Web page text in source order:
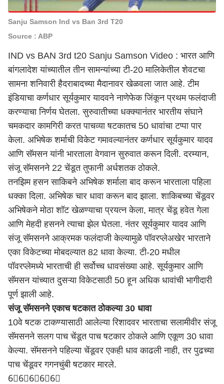
Sanju Samson Ind vs Ban 3rd T20
Source : ABP
IND vs BAN 3rd t20 Sanju Samson Video : भारत आणि
बांगलादेश यांच्यातील तीन सामन्यांच्या टी-20 मालिकेतील शेवटचा
सामना शनिवारी हैदराबादच्या मैदानावर खेळवला जात आहे. टीम
इंडियाचा कर्णधार सूर्यकुमार यादवने नाणेफेक जिंकून प्रथम फलंदाजी
करण्याचा निर्णय घेतला. सुरुवातीच्या धक्क्यानंतर भारतीय संघाने
चमकदार कामगिरी करत पाचव्या षटकातच 50 धावांचा टप्पा पार
केला. अभिषेक शर्माची विकेट गमावल्यानंतर कर्णधार सूर्यकुमार यादव
आणि सॅमसन यांनी भारताला वेगवान सुरुवात करून दिली. दरम्यान,
संजू सॅमसनने 22 चेंडूत तुफानी अर्धशतक ठोकले.
तनझिम हसन साकिबने अभिषेक शर्माला बाद करून भारताला पहिला
धक्का दिला. अभिषेक चार धावा करून बाद झाला. शाकिबच्या चेंडूवर
अभिषेकने मोठा शॉट खेळण्याचा प्रयत्न केला, मात्र चेंडू हवेत गेला
आणि मेहदी हसनने त्याचा झेल घेतला. नंतर सूर्यकुमार यादव आणि
संजू सॅमसनने आक्रमक फलंदाजी केल्यामुळे पॉवरप्लेअखेर भारताने
एका विकेटच्या मोबदल्यात 82 धावा केल्या. टी-20 मधील
पॉवरप्लेमध्ये भारताची ही सर्वोच्च धावसंख्या आहे. सूर्यकुमार आणि
सॅमसन यांच्यात दुसऱ्या विकेटसाठी 50 हून अधिक धावांची भागीदारी
पूर्ण झाली आहे.
संजू सॅमसनने एकाच षटकात ठोकल्या 30 धावा
10वे षटक टाकण्यासाठी आलेल्या रिशादवर भारताचा सलामीवीर संजू
सॅमसनने सलग पाच चेंडूत पाच षटकार ठोकले आणि एकूण 30 धावा
केल्या. सॅमसनने पहिल्या चेंडूवर एकही धाव काढली नाही, तर पुढच्या
पाच चेंडूवर गगनचुंबी षटकार मारले.
6⃣6⃣6⃣6⃣6⃣